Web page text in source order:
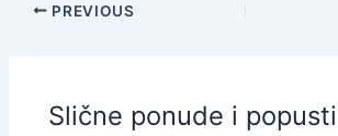
PREVIOUS
Slične ponude i popusti